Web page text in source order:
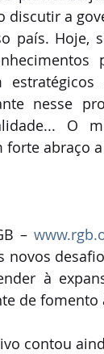
a
país. Hoje,
nesse
O
forte abraço
–
novos
à
de fomento
contou